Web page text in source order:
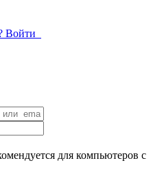
Войти
для компьютеров с